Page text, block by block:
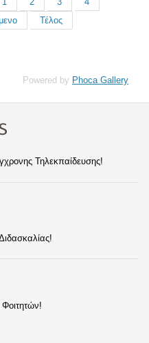
Τέλος
Powered by Phoca Gallery
Τηλεκπαίδευσης!